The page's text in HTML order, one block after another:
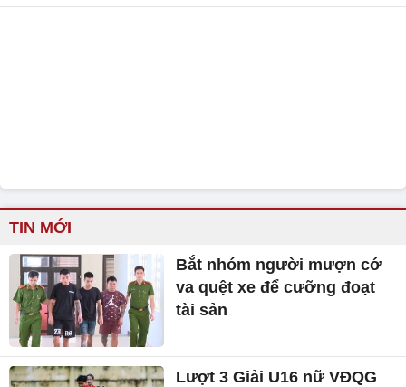
TIN MỚI
Bắt nhóm người mượn cớ
va quệt xe để cưỡng đoạt
tài sản
Lượt 3 Giải U16 nữ VĐQG